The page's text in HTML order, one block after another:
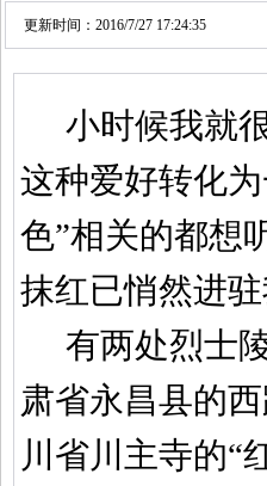
更新时间：2016/7/27 17:24:35
小时候我就
这种爱好转化
色”相关的都想
抹红已悄然进驻
有两处烈士
肃省永昌县的
川省川主寺的“